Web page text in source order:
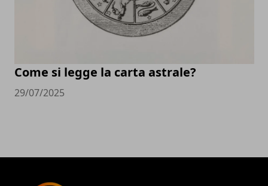
Come si legge la carta astrale?
29/07/2025